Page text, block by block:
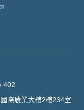
402
際農業大樓2樓234室